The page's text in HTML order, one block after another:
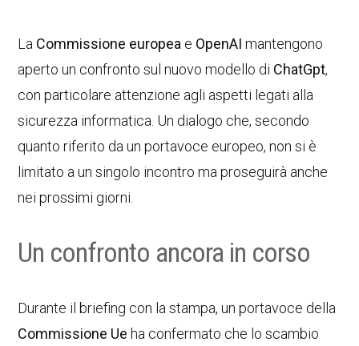
La Commissione europea e OpenAI mantengono
aperto un confronto sul nuovo modello di ChatGpt,
con particolare attenzione agli aspetti legati alla
sicurezza informatica. Un dialogo che, secondo
quanto riferito da un portavoce europeo, non si è
limitato a un singolo incontro ma proseguirà anche
nei prossimi giorni.
Un confronto ancora in corso
Durante il briefing con la stampa, un portavoce della
Commissione Ue ha confermato che lo scambio